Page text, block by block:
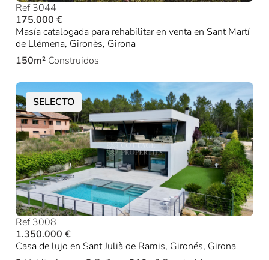
Ref 3044
175.000 €
Masía catalogada para rehabilitar en venta en Sant Martí
de Llémena, Gironès, Girona
150m² Construidos
SELECTO
Ref 3008
1.350.000 €
Casa de lujo en Sant Julià de Ramis, Gironés, Girona